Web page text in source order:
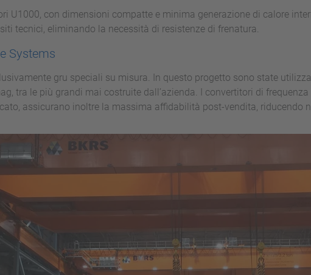
U1000, con dimensioni compatte e minima generazione di calore
tecnici, eliminando la necessità di resistenze di frenatura.
Systems
gru speciali su misura. In questo progetto sono state
tra le più grandi mai costruite dall’azienda. I convertitori di
assicurano inoltre la massima affidabilità post-vendita, riducendo